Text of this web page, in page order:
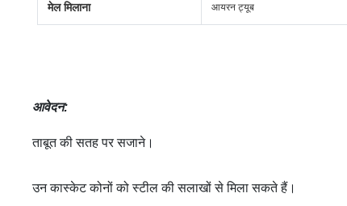
मेल मिलाना आयरन ट्यूब
आवेदन:
ताबूत की सतह पर सजाने।
उन कास्केट कोनों को स्टील की सलाखों से मिला सकते हैं।